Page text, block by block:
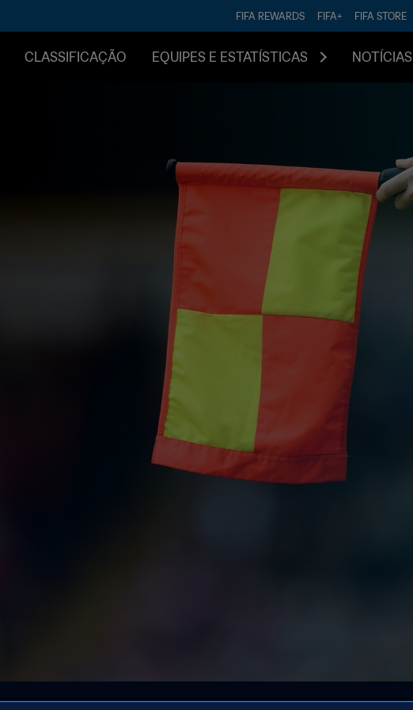
FIFA REWARDS FIFA+ FIFA STORE
CLASSIFICAÇÃO EQUIPES E ESTATÍSTICAS NOTÍCIAS